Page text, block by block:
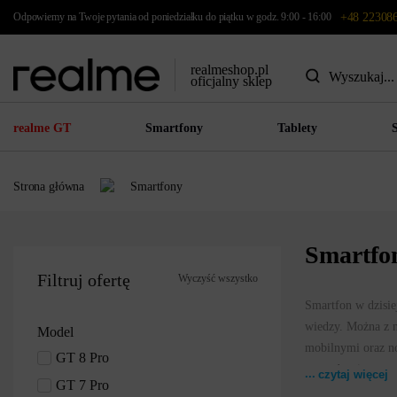
Odpowiemy na Twoje pytania od poniedziałku do piątku w godz. 9:00 - 16:00 +48
realmeshop.pl
oficjalny sklep
realme GT Smartfony Tablety
Strona główna Smartfony
Filtruj ofertę Wyczyść wszystko
Model
GT 8 Pro
GT 7 Pro
Smartfon w
wiedzy. Można z
mobilnymi oraz
sprawdzanie
czytaj więcej